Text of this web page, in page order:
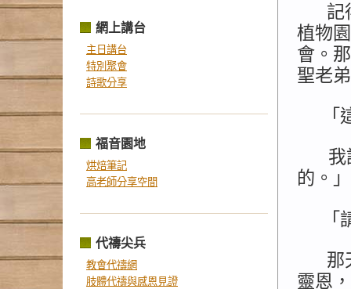
網上講台
主日講台
特別聚會
詩歌分享
福音園地
烘焙筆記
高老師分享空間
代禱尖兵
教會代禱網
肢體代禱與感恩見證
記
植物
會。
聖老
我
的。」
那
靈恩